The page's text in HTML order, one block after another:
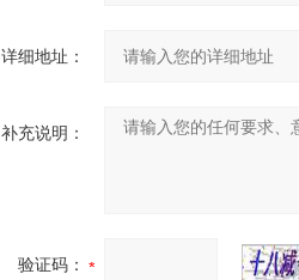
详细地址：
补充说明：
验证码：